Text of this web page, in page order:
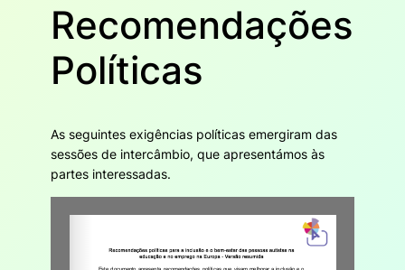
Recomendações
Políticas
As seguintes exigências políticas emergiram das
sessões de intercâmbio, que apresentámos às
partes interessadas.